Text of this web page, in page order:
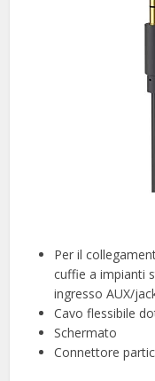
Per il
cuffie a impianti
ingresso AUX/
Cavo flessibile
Schermato
Connettore